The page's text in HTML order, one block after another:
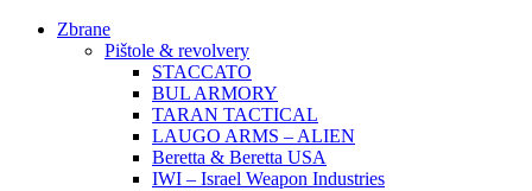
PreskočiťZbrane
Pištole & revolvery
STACCATO
BUL ARMORY
TARAN TACTICAL
LAUGO ARMS – ALIEN
Beretta & Beretta USA
IWI – Israel Weapon Industries